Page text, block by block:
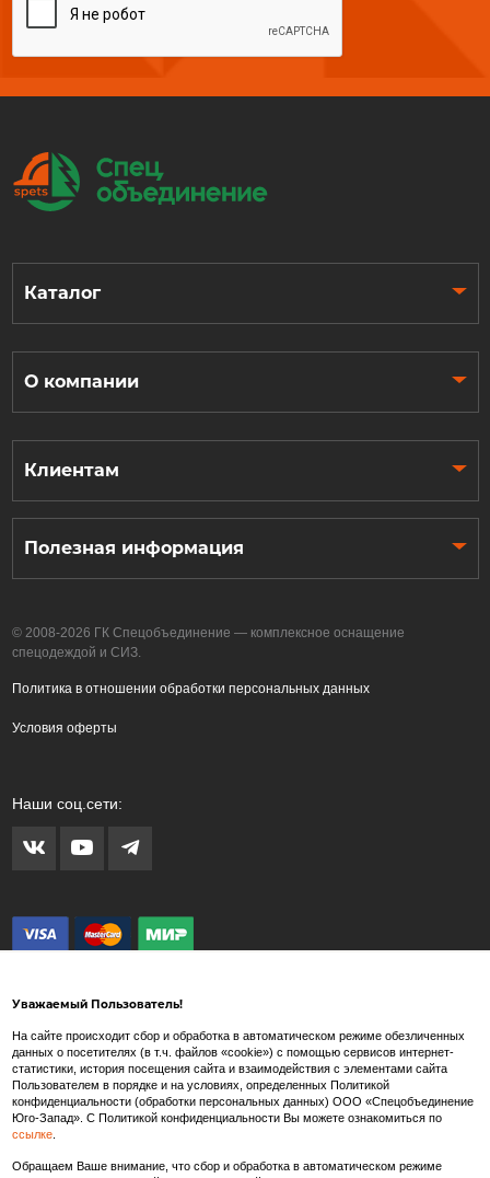
Каталог
О компании
Клиентам
Полезная информация
© 2008-2026 ГК Спецобъединение — комплексное оснащение
спецодеждой и СИЗ.
Политика в отношении обработки персональных данных
Условия оферты
Наши соц.сети:
Внимание! Любые изображения на сайте www.spets.ru носят художественный
характер и не являются рекламными изображениями продаваемых товаров. Внешний
вид товара может отличаться от представленных на сайте изображений.
Производитель так же в праве вносить изменения в состав тканей, конструкцию и
характеристик качества/безопасности товаров.
Уважаемый Пользователь!
На сайте происходит сбор и обработка в автоматическом режиме обезличенных
данных о посетителях (в т.ч. файлов «cookie») с помощью сервисов интернет-
статистики, история посещения сайта и взаимодействия с элементами сайта
Пользователем в порядке и на условиях, определенных Политикой
конфиденциальности (обработки персональных данных) ООО «Спецобъединение
Юго-Запад». С Политикой конфиденциальности Вы можете ознакомиться по
ссылке.
Обращаем Ваше внимание, что сбор и обработка в автоматическом режиме